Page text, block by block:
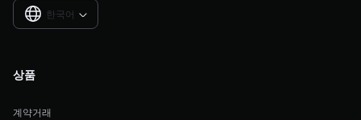
한국어 
상품
계약거래